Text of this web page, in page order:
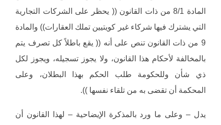
المادة 8/1 من ذات القانون (( يحظر على الشركات التجارية
التي يشترك فيها شركاء غير كويتيين تملك العقارات)) والمادة
9 من ذات القانون تنص على أنه (( يقع باطلاً كل تصرف يتم
بالمخالفة لأحكام هذا القانون، ولا يجوز تسجيله، ويجوز لكل
ذي شأن وللحكومة طلب الحكم بهذا البطلان، وعلى
المحكمة أن تقضى به من تلقاء نفسها )).
يدل – وعلى ما ورد بالمذكرة الإيضاحية – لهذا القانون أن